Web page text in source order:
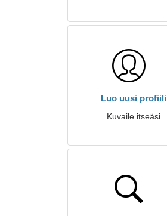
Luo uusi profiili
Kuvaile itseäsi